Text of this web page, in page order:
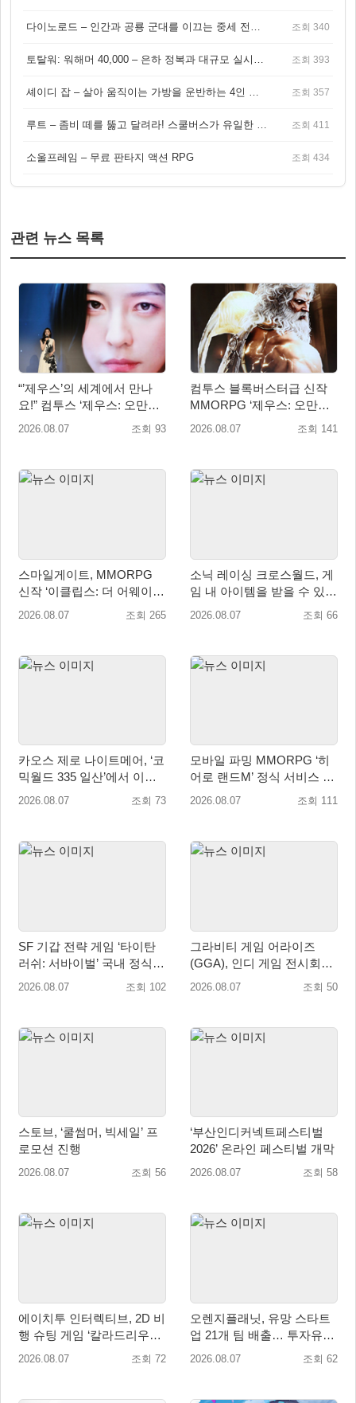
다이노로드 – 인간과 공룡 군대를 이끄는 중세 전략 액션 RPG 조회 340
토탈워: 워해머 40,000 – 은하 정복과 대규모 실시간 전투가 결합된 전략 게임! 조회 393
셰이디 잡 – 살아 움직이는 가방을 운반하는 4인 협동 물리 어드벤처 게임 조회 357
루트 – 좀비 떼를 뚫고 달려라! 스쿨버스가 유일한 집이 되는 4인 협동 생존 게임 조회 411
소울프레임 – 무료 판타지 액션 RPG 조회 434
관련 뉴스 목록
“’제우스’의 세계에서 만나
요!” 컴투스 ‘제우스: 오만의
신’ 쇼케이스 찾은 배우 박지
2026.08.07 조회 93
컴투스 블록버스터급 신작
MMORPG ‘제우스: 오만의
신’, 8월 26일 출시!
2026.08.07 조회 141
스마일게이트, MMORPG
신작 ‘이클립스: 더 어웨이크
닝’ 9월 10일 론칭!
2026.08.07 조회 265
소닉 레이싱 크로스월드, 게
임 내 아이템을 받을 수 있는
‘레전드 대회 라운드 7’ 개최!
2026.08.07 조회 66
카오스 제로 나이트메어, ‘코
믹월드 335 일산’에서 이용
자 소통 예고
2026.08.07 조회 73
모바일 파밍 MMORPG ‘히
어로 랜드M’ 정식 서비스 돌
입
2026.08.07 조회 111
SF 기갑 전략 게임 ‘타이탄
러쉬: 서바이벌’ 국내 정식
출시
2026.08.07 조회 102
그라비티 게임 어라이즈
(GGA), 인디 게임 전시회
‘도쿄 게임 던전 13’ 참가!
2026.08.07 조회 50
스토브, ‘쿨썸머, 빅세일’ 프
로모션 진행
2026.08.07 조회 56
‘부산인디커넥트페스티벌
2026’ 온라인 페스티벌 개막
2026.08.07 조회 58
에이치투 인터렉티브, 2D 비
행 슈팅 게임 ‘칼라드리우스
2/다크 엘레멘트’ 올 겨울 전
2026.08.07 조회 72
오렌지플래닛, 유망 스타트
업 21개 팀 배출… 투자유치∙
매출성장 성과 눈길
2026.08.07 조회 62